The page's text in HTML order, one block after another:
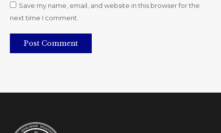
Save my name, email, and website in this browser for the
next time I comment.
Post Comment